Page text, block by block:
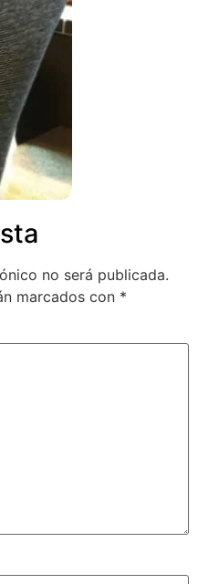
no será publicada.
marcados con *